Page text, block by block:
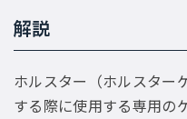
解説
ホルスター（ホルスター
する際に使用する専用の